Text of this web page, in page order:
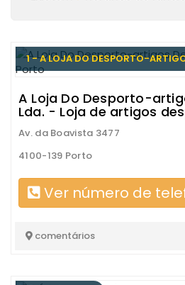
1 - A LOJA DO DESPORTO-
A Loja Do Desporto-
Lda. - Loja de artigos
Av. da Boavista 3477
4100-139 Porto
Ver número de
comentários